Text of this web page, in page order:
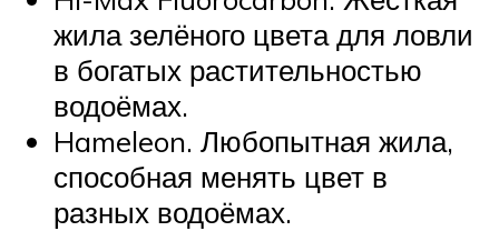
жила зелёного цвета для ловли
в богатых растительностью
водоёмах.
Hameleon. Любопытная жила,
способная менять цвет в
разных водоёмах.